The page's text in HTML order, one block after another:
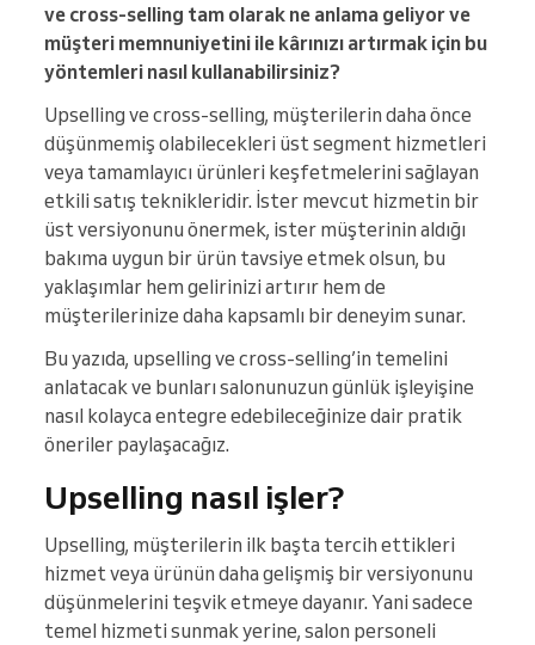
ve cross-selling tam olarak ne anlama geliyor ve
müşteri memnuniyetini ile kârınızı artırmak için bu
yöntemleri nasıl kullanabilirsiniz?
Upselling ve cross-selling, müşterilerin daha önce
düşünmemiş olabilecekleri üst segment hizmetleri
veya tamamlayıcı ürünleri keşfetmelerini sağlayan
etkili satış teknikleridir. İster mevcut hizmetin bir
üst versiyonunu önermek, ister müşterinin aldığı
bakıma uygun bir ürün tavsiye etmek olsun, bu
yaklaşımlar hem gelirinizi artırır hem de
müşterilerinize daha kapsamlı bir deneyim sunar.
Bu yazıda, upselling ve cross-selling’in temelini
anlatacak ve bunları salonunuzun günlük işleyişine
nasıl kolayca entegre edebileceğinize dair pratik
öneriler paylaşacağız.
Upselling nasıl işler?
Upselling, müşterilerin ilk başta tercih ettikleri
hizmet veya ürünün daha gelişmiş bir versiyonunu
düşünmelerini teşvik etmeye dayanır. Yani sadece
temel hizmeti sunmak yerine, salon personeli